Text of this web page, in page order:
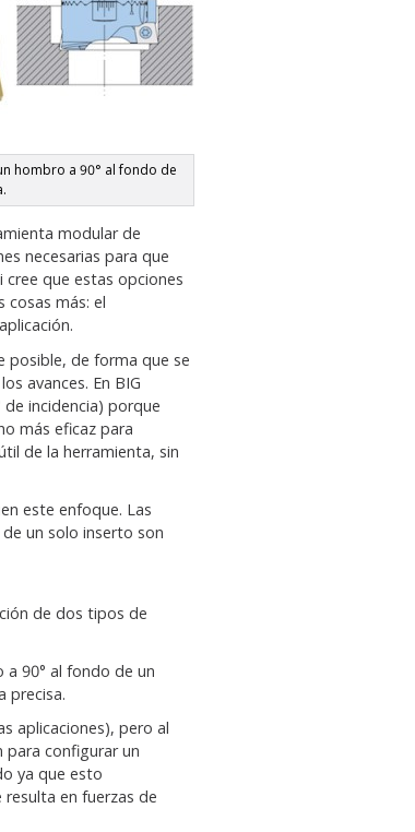
hombro a 90° al fondo de
modular de
necesarias para que
cree que estas opciones
más: el
posible, de forma que se
avances. En BIG
de incidencia) porque
más eficaz para
de la herramienta, sin
este enfoque. Las
un solo inserto son
de dos tipos de
a 90° al fondo de un
precisa.
aplicaciones), pero al
para configurar un
ya que esto
en fuerzas de